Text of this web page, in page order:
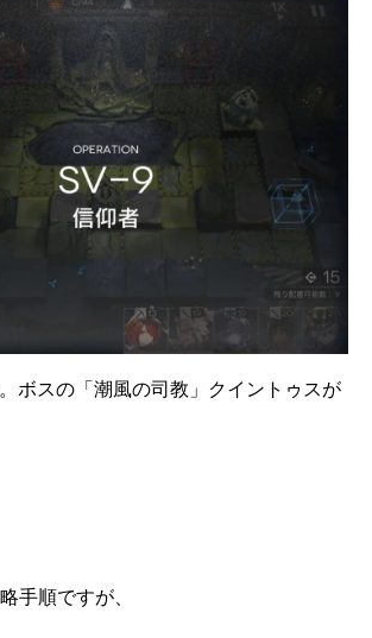
ボスの「潮風の司教」クイントゥスが
手順ですが、